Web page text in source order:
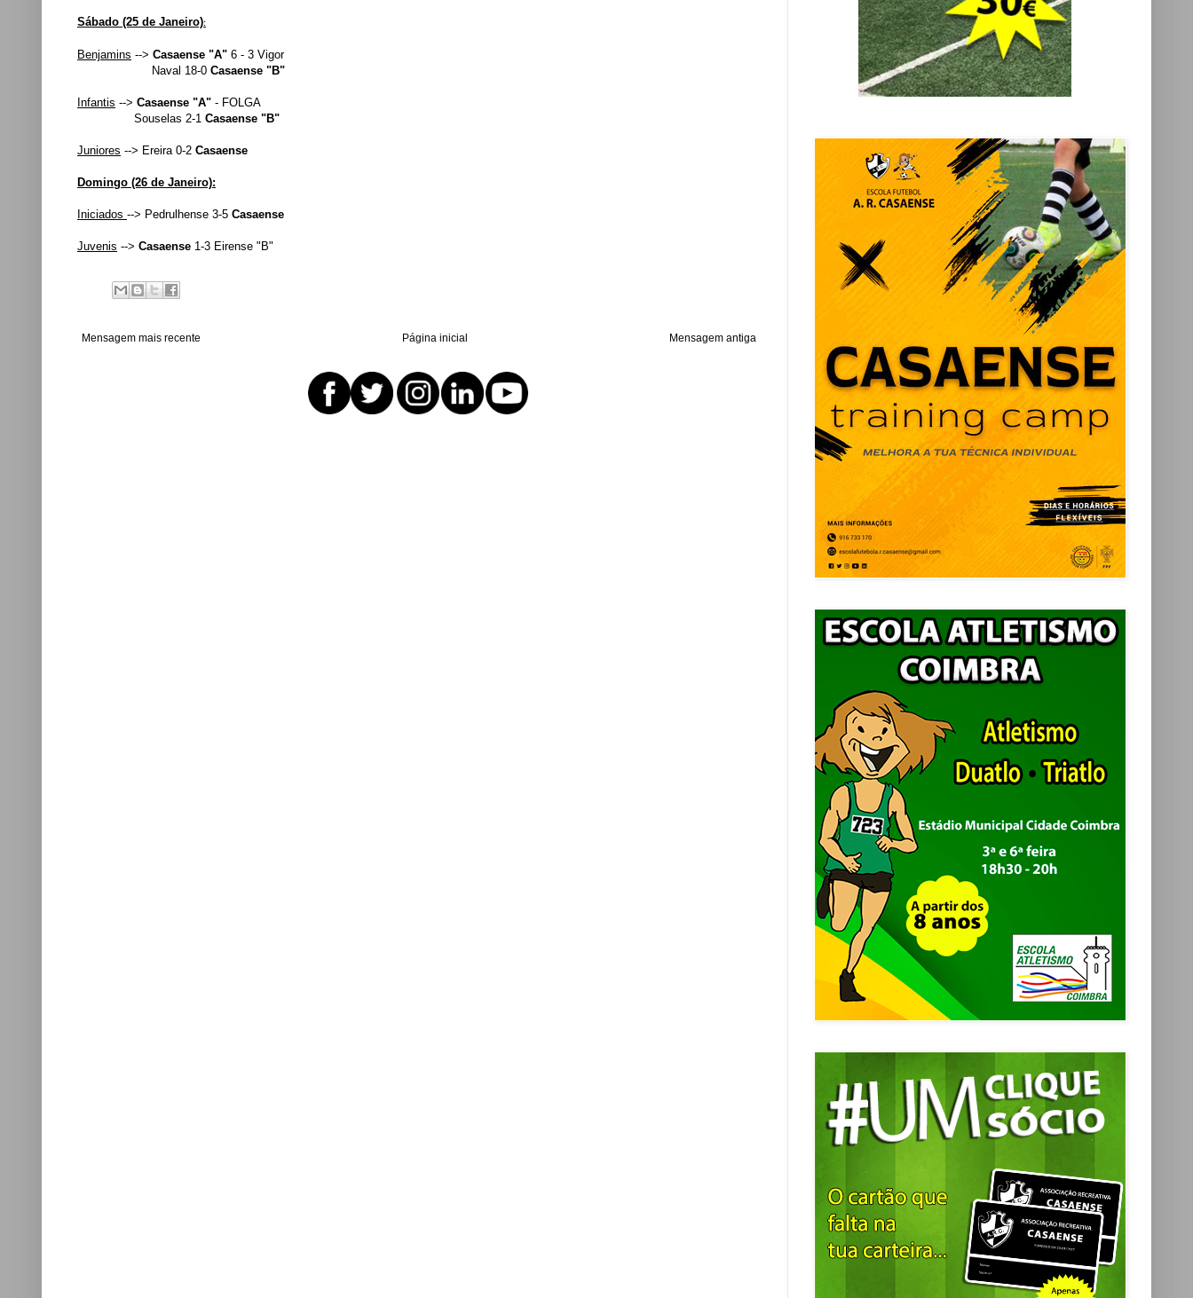
Sábado (25 de Janeiro):
Benjamins --> Casaense "A" 6 - 3 Vigor
Naval 18-0 Casaense "B"
Infantis --> Casaense "A" - FOLGA
Souselas 2-1 Casaense "B"
Juniores --> Ereira 0-2 Casaense
Domingo (26 de Janeiro):
Iniciados --> Pedrulhense 3-5 Casaense
Juvenis --> Casaense 1-3 Eirense "B"
Mensagem mais recente Mensagem antiga
Página inicial